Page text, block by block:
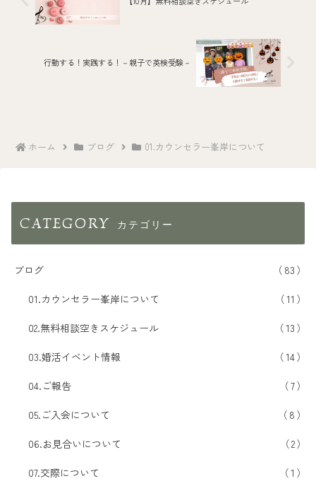
行動する！実践する！－親子で英検受験－
ホーム ブログ 01.カウンセラー峯岸について
CATEGORY
ブログ 83
01.カウンセラー峯岸について 11
02.無料相談空きスケジュール 13
03.婚活イベント情報 14
04.ご報告 7
05.ご入会について 8
06.お見合いについて 2
07.交際について 1